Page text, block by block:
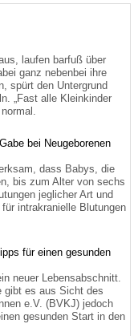
laufen barfuß über
ganz nebenbei ihre
spürt den Untergrund
„Fast alle Kleinkinder
bei Neugeborenen
dass Babys, die
bis zum Alter von sechs
jeglicher Art und
intrakranielle Blutungen
für einen gesunden
neuer Lebensabschnitt.
gibt es aus Sicht des
e.V. (BVKJ) jedoch
gesunden Start in den